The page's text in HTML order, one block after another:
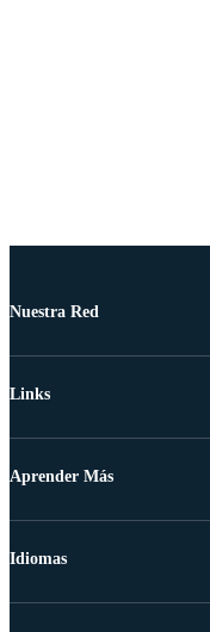
Nuestra Red
Links
Aprender Más
Idiomas